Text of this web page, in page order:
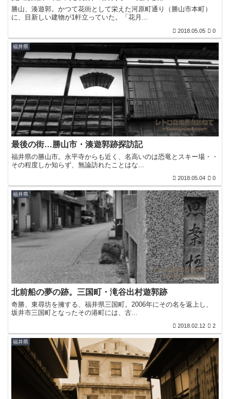
勝山、湊遊郭。かつて花街として栄えた河原町通り（勝山市本町）
に、目新しい建物が1軒立っていた。「花月...
2018.05.05 0
福井県
最後の街…勝山市・湊遊郭跡探訪記
福井県の勝山市。永平寺からも近く、名高いのは恐竜とスキー場・・
その程度しか知らず、無論訪れたことはな...
2018.05.04 0
福井県
北前船の夢の跡。三国町・滝谷出村遊郭跡
奇勝、東尋坊を擁する、福井県三国町。2006年にその名を返上し、
坂井市三国町となったその港町には、古...
2018.02.12 2
福井県